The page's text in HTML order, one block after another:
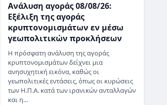
Ανάλυση αγοράς 08/08/26:
Εξέλιξη της αγοράς
κρυπτονομισμάτων εν μέσω
γεωπολιτικών προκλήσεων
Η πρόσφατη ανάλυση της αγοράς
κρυπτονομισμάτων δείχνει μια
ανησυχητική εικόνα, καθώς οι
γεωπολιτικές εντάσεις, όπως οι κυρώσεις
των Η.Π.Α. κατά των ιρανικών ανταλλαγών
και η…